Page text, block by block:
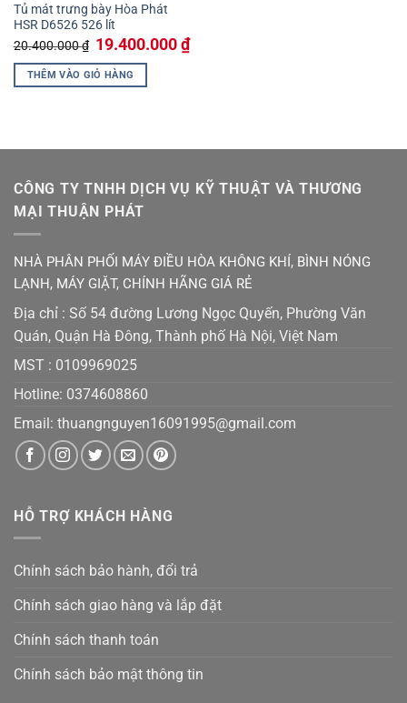
Tủ mát trưng bày Hòa Phát
HSR D6526 526 lít
20.400.000₫ Giá
gốc
là:
20.400.000 ₫.
19.400.000₫Giá
hiện
THÊM VÀO GIỎ HÀNG
CÔNG TY TNHH DỊCH VỤ KỸ THUẬT VÀ THƯƠNG
MẠI THUẬN PHÁT
NHÀ PHÂN PHỐI MÁY ĐIỀU HÒA KHÔNG KHÍ, BÌNH NÓNG
LẠNH, MÁY GIẶT, CHÍNH HÃNG GIÁ RẺ
Địa chỉ : Số 54 đường Lương Ngọc Quyến, Phường Văn
Quán, Quận Hà Đông, Thành phố Hà Nội, Việt Nam
MST : 0109969025
Hotline: 0374608860
Email: thuangnguyen16091995@gmail.com
HỖ TRỢ KHÁCH HÀNG
Chính sách bảo hành, đổi trả
Chính sách giao hàng và lắp đặt
Chính sách thanh toán
Chính sách bảo mật thông tin